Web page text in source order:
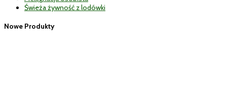
Świeża żywność z lodówki
Nowe Produkty